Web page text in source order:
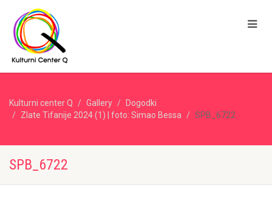
Kulturni center Q Gallery
Dogodki
Zlate Tifanije 2024 (1) | foto: Simao Bessa
SPB_6722
SPB_6722